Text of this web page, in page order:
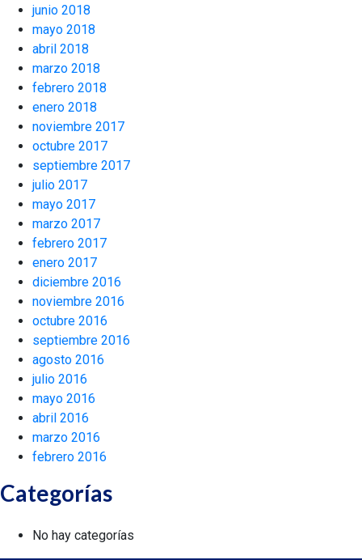
junio 2018
mayo 2018
abril 2018
marzo 2018
febrero 2018
enero 2018
noviembre 2017
octubre 2017
septiembre 2017
julio 2017
mayo 2017
marzo 2017
febrero 2017
enero 2017
diciembre 2016
noviembre 2016
octubre 2016
septiembre 2016
agosto 2016
julio 2016
mayo 2016
abril 2016
marzo 2016
febrero 2016
Categorías
No hay categorías